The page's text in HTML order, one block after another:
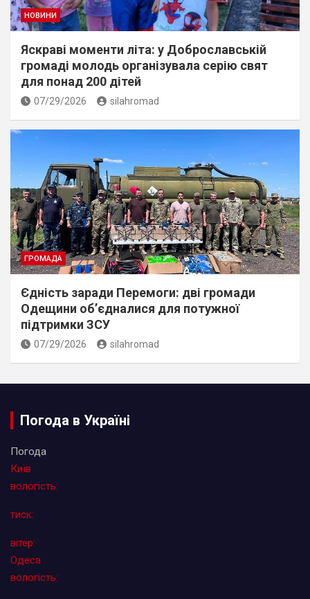
НОВИНИ
Яскраві моменти літа: у Доброславській
громаді молодь організувала серію свят
для понад 200 дітей
07/29/2026 silahromad
ГРОМАДА
Єдність заради Перемоги: дві громади
Одещини об’єдналися для потужної
підтримки ЗСУ
07/29/2026 silahromad
Погода в Україні
Погода
Київ
вологість:
тиск:
вітер:
Одеса
вологість: